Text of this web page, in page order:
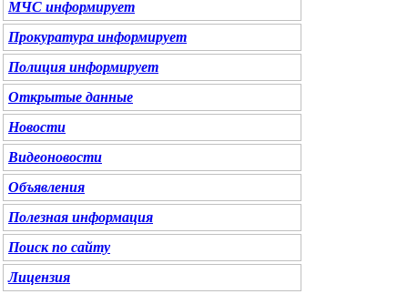
МЧС информирует
Прокуратура информирует
Полиция информирует
Открытые данные
Новости
Видеоновости
Объявления
Полезная информация
Поиск по сайту
Лицензия